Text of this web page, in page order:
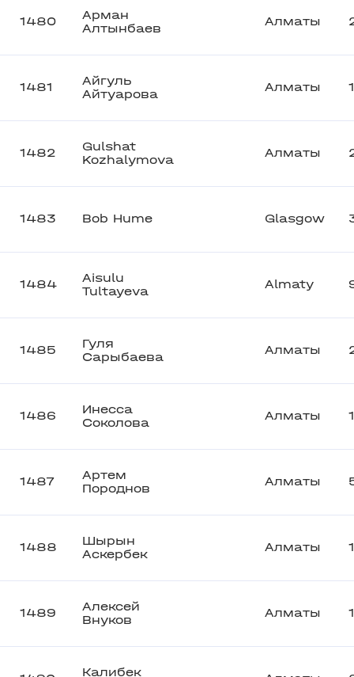
1480
Арман
Алтынбаев
Алматы
1481
Айгуль
Айтуарова
Алматы
1482
Gulshat
Kozhalymova
Алматы
1483 Bob Hume Glasgow
1484
Aisulu
Tultayeva
Almaty
1485
Гуля
Сарыбаева
Алматы
1486
Инесса
Соколова
Алматы
1487
Артем
Породнов
Алматы
1488
Шырын
Аскербек
Алматы
1489
Алексей
Внуков
Алматы
Калибек